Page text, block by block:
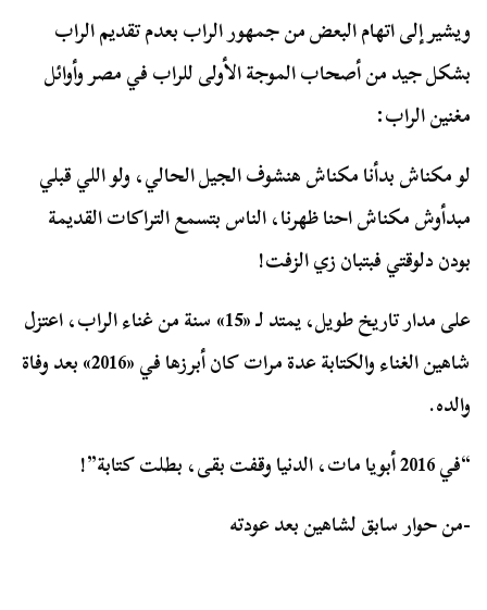
ويشير إلی اتهام البعض من جمهور الراب بعدم تقديم الراب
بشكل جيد من أصحاب الموجة الأولى للراب في مصر وأوائل
مغنين الراب:
لو مكناش بدأنا مكناش هنشوف الجيل الحالي، ولو اللي قبلي
مبدأوش مكناش احنا ظهرنا، الناس بتسمع التراكات القديمة
بودن دلوقتي فبتبان زي الزفت!
علی مدار تاريخ طويل، يمتد لـ «15» سنة من غناء الراب، اعتزل
شاهين الغناء والكتابة عدة مرات كان أبرزها في «2016» بعد وفاة
والده.
“في 2016 أبويا مات، الدنيا وقفت بقی، بطلت كتابة”!
-من حوار سابق لشاهين بعد عودته